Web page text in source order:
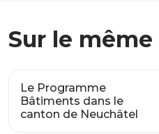
Sur le
Le Programme
Bâtiments dans le
canton de Neuchâtel